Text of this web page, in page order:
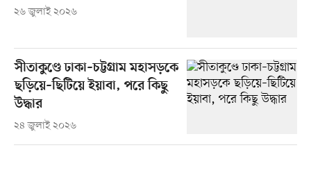
২৬ জুলাই ২০২৬
সীতাকুণ্ডে ঢাকা–চট্টগ্রাম মহাসড়কে
ছড়িয়ে–ছিটিয়ে ইয়াবা, পরে কিছু
উদ্ধার
২৪ জুলাই ২০২৬